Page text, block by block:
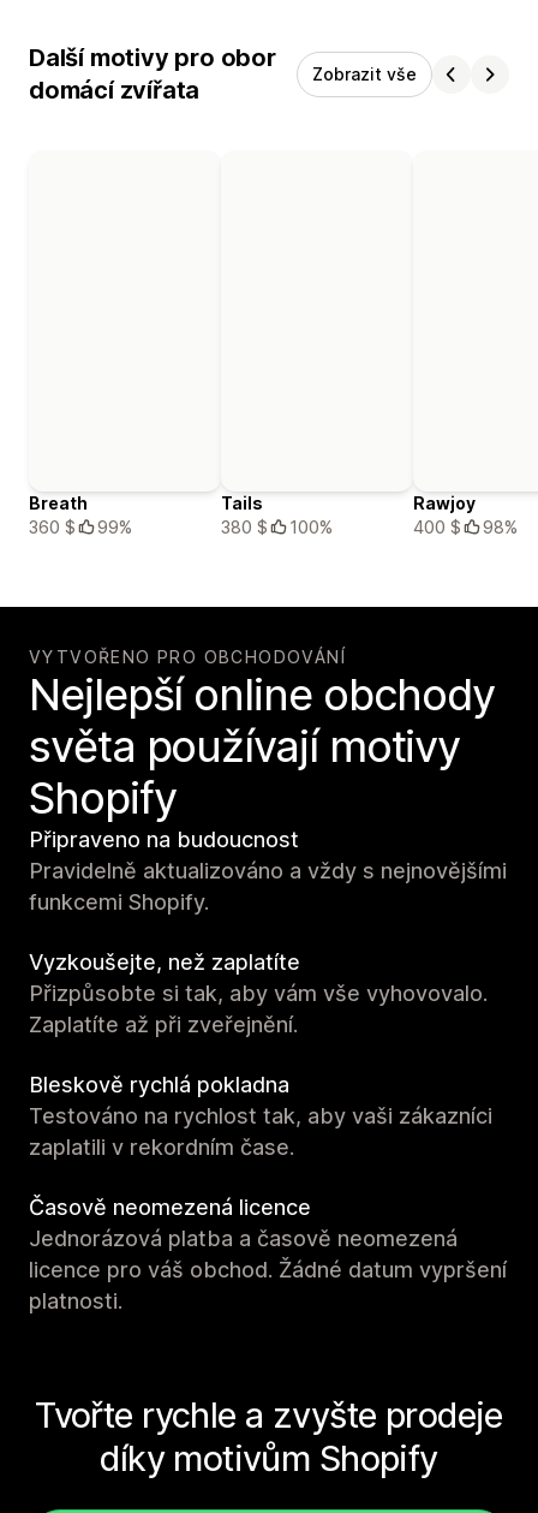
Další motivy pro obor
domácí zvířata
Zobrazit vše
Breath
360 $
99%
Tails
380 $
100%
Rawjoy
400 $
98%
VYTVOŘENO PRO OBCHODOVÁNÍ
Nejlepší online obchody
světa používají motivy
Shopify
Připraveno na budoucnost
Pravidelně aktualizováno a vždy s nejnovějšími
funkcemi Shopify.
Vyzkoušejte, než zaplatíte
Přizpůsobte si tak, aby vám vše vyhovovalo.
Zaplatíte až při zveřejnění.
Bleskově rychlá pokladna
Testováno na rychlost tak, aby vaši zákazníci
zaplatili v rekordním čase.
Časově neomezená licence
Jednorázová platba a časově neomezená
licence pro váš obchod. Žádné datum vypršení
platnosti.
Tvořte rychle a zvyšte prodeje
díky motivům Shopify